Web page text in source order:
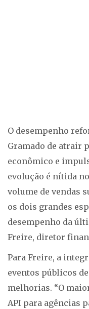
O desempenho
Gramado de atrair
econômico e
evolução é nítida
volume de vendas
os dois grandes
desempenho da
Freire, diretor
Para Freire, a
eventos públicos
melhorias. “O
API para agências